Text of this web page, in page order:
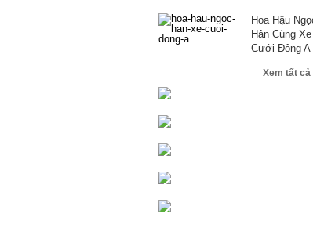
Hoa Hậu
Hân Cùng Xe
Cưới Đông A
Xem tất cả